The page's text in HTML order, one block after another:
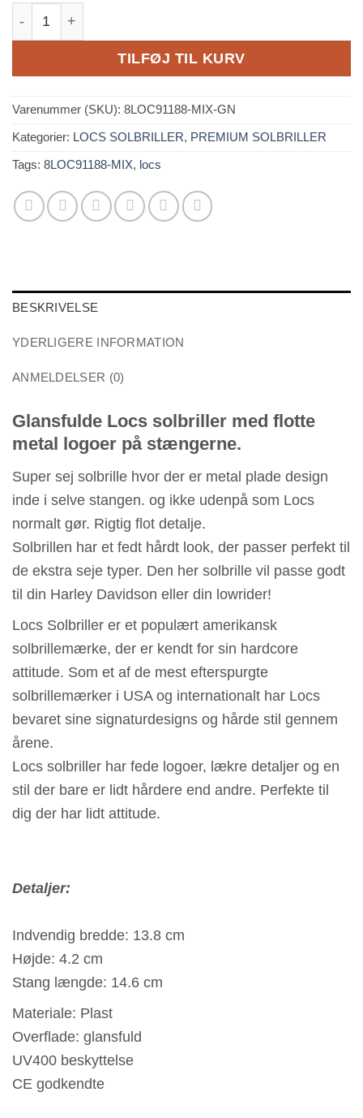
TILFØJ TIL KURV
Varenummer (SKU): 8LOC91188-MIX-GN
Kategorier: LOCS SOLBRILLER, PREMIUM SOLBRILLER
Tags: 8LOC91188-MIX, locs
BESKRIVELSE
YDERLIGERE INFORMATION
ANMELDELSER (0)
Glansfulde Locs solbriller med flotte
metal logoer på stængerne.
Super sej solbrille hvor der er metal plade design
inde i selve stangen. og ikke udenpå som Locs
normalt gør. Rigtig flot detalje.
Solbrillen har et fedt hårdt look, der passer perfekt til
de ekstra seje typer. Den her solbrille vil passe godt
til din Harley Davidson eller din lowrider!
Locs Solbriller er et populært amerikansk
solbrillemærke, der er kendt for sin hardcore
attitude. Som et af de mest efterspurgte
solbrillemærker i USA og internationalt har Locs
bevaret sine signaturdesigns og hårde stil gennem
årene.
Locs solbriller har fede logoer, lækre detaljer og en
stil der bare er lidt hårdere end andre. Perfekte til
dig der har lidt attitude.
Detaljer:
Indvendig bredde: 13.8 cm
Højde: 4.2 cm
Stang længde: 14.6 cm
Materiale: Plast
Overflade: glansfuld
UV400 beskyttelse
CE godkendte